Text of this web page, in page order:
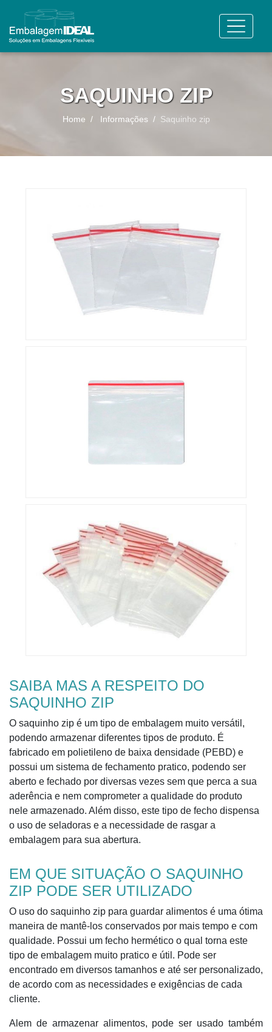
SAQUINHO ZIP
Home Informações Saquinho zip
SAIBA MAS A RESPEITO DO
SAQUINHO ZIP
O saquinho zip é um tipo de embalagem muito versátil,
podendo armazenar diferentes tipos de produto. É
fabricado em polietileno de baixa densidade (PEBD) e
possui um sistema de fechamento pratico, podendo ser
aberto e fechado por diversas vezes sem que perca a sua
aderência e nem comprometer a qualidade do produto
nele armazenado. Além disso, este tipo de fecho dispensa
o uso de seladoras e a necessidade de rasgar a
embalagem para sua abertura.
EM QUE SITUAÇÃO O SAQUINHO
ZIP PODE SER UTILIZADO
O uso do saquinho zip para guardar alimentos é uma ótima
maneira de mantê-los conservados por mais tempo e com
qualidade. Possui um fecho hermético o qual torna este
tipo de embalagem muito pratico e útil. Pode ser
encontrado em diversos tamanhos e até ser personalizado,
de acordo com as necessidades e exigências de cada
cliente.
Alem de armazenar alimentos, pode ser usado também